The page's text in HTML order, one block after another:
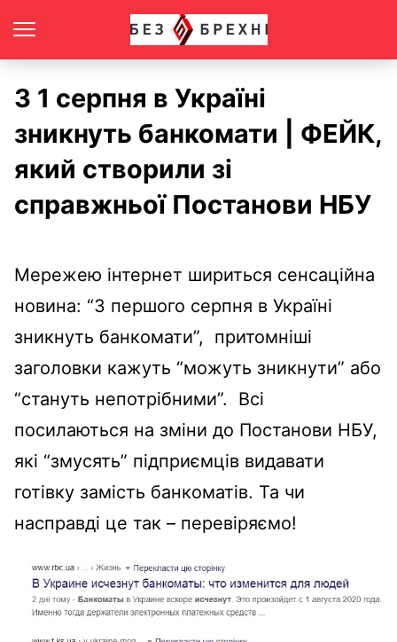
З 1 серпня в Україні
зникнуть банкомати | ФЕЙК,
який створили зі
справжньої Постанови НБУ
Мережею інтернет шириться сенсаційна
новина: “З першого серпня в Україні
зникнуть банкомати”, притомніші
заголовки кажуть “можуть зникнути” або
“стануть непотрібними”. Всі
посилаються на зміни до Постанови НБУ,
які “змусять” підприємців видавати
готівку замість банкоматів. Та чи
насправді це так – перевіряємо!